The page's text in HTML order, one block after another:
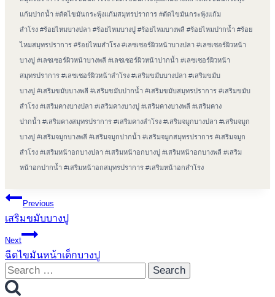
แก้มปากน้ำ #ตัดไขมันกระพุ้งแก้มสมุทรปราการ #ตัดไขมันกระพุ้งแก้ม
สำโรง #ร้อยไหมบางปลา #ร้อยไหมบางปู #ร้อยไหมบางพลี #ร้อยไหมปากน้ำ #ร้อย
ไหมสมุทรปราการ #ร้อยไหมสำโรง #เลซเซอร์ผิวหน้าบางปลา #เลซเซอร์ผิวหน้า
บางปู #เลซเซอร์ผิวหน้าบางพลี #เลซเซอร์ผิวหน้าปากน้ำ #เลซเซอร์ผิวหน้า
สมุทรปราการ #เลซเซอร์ผิวหน้าสำโรง #เสริมขมับบางปลา #เสริมขมับ
บางปู #เสริมขมับบางพลี #เสริมขมับปากน้ำ #เสริมขมับสมุทรปราการ #เสริมขมับ
สำโรง #เสริมคางบางปลา #เสริมคางบางปู #เสริมคางบางพลี #เสริมคาง
ปากน้ำ #เสริมคางสมุทรปราการ #เสริมคางสำโรง #เสริมจมูกบางปลา #เสริมจมูก
บางปู #เสริมจมูกบางพลี #เสริมจมูกปากน้ำ #เสริมจมูกสมุทรปราการ #เสริมจมูก
สำโรง #เสริมหน้าอกบางปลา #เสริมหน้าอกบางปู #เสริมหน้าอกบางพลี #เสริม
หน้าอกปากน้ำ #เสริมหน้าอกสมุทรปราการ #เสริมหน้าอกสำโรง
Post
navigation
Previous
เสริมขมับบางปู
Next
ฉีดไขมันหน้าเด็กบางปู
Search
for: